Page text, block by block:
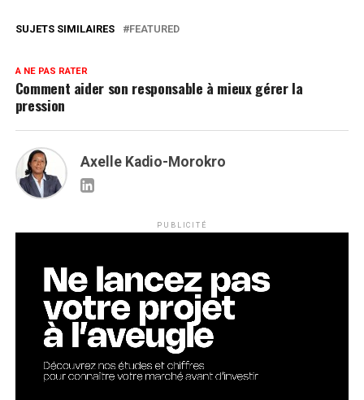
SUJETS SIMILAIRES FEATURED
A NE PAS RATER
Comment aider son responsable à mieux gérer la
pression
Axelle Kadio-Morokro
PUBLICITÉ